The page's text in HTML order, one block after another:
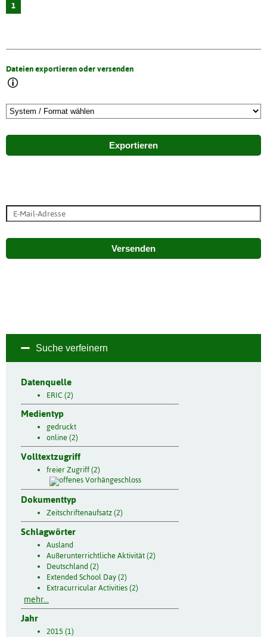
1
Dateien exportieren oder versenden
Exportieren
Versenden
Suche verfeinern
Datenquelle
ERIC (2)
Medientyp
gedruckt
online (2)
Volltextzugriff
freier Zugriff (2)
Dokumenttyp
Zeitschriftenaufsatz (2)
Schlagwörter
Ausland
Außerunterrichtliche Aktivität (2)
Deutschland (2)
Extended School Day (2)
Extracurricular Activities (2)
mehr...
Jahr
2015 (1)